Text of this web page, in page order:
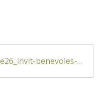
/ob_870e26_invit-benevoles-200516